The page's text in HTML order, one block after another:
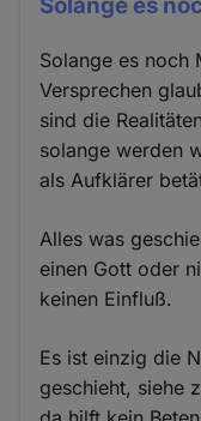
Solange es
Solange es noch
Versprechen
sind die
solange werden
als Aufklärer
Alles was
einen Gott oder
keinen Einfluß.
Es ist einzig die
geschieht, siehe